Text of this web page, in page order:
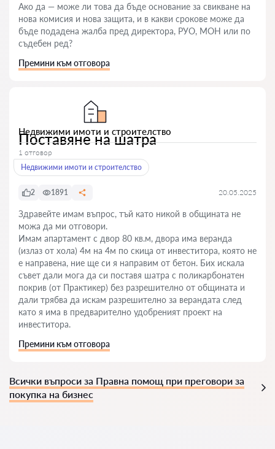
Ако да — може ли това да бъде основание за свикване на
нова комисия и нова защита, и в какви срокове може да
бъде подадена жалба пред директора, РУО, МОН или по
съдебен ред?
Премини към отговора
Недвижими имоти и строителство
Поставяне на шатра
1 отговор
Недвижими имоти и строителство
2 1891 20.05.2025
Здравейте имам въпрос, тъй като никой в общината не
можа да ми отговори.
Имам апартамент с двор 80 кв.м, двора има веранда
(излаз от хола) 4м на 4м по скица от инвеститора, която не
е направена, ние ще си я направим от бетон. Бих искала
съвет дали мога да си поставя шатра с поликарбонатен
покрив (от Практикер) без разрешително от общината и
дали трябва да искам разрешително за верандата след
като я има в предварително удобреният проект на
инвеститора.
Премини към отговора
Всички въпроси за Правна помощ при преговори за
покупка на бизнес